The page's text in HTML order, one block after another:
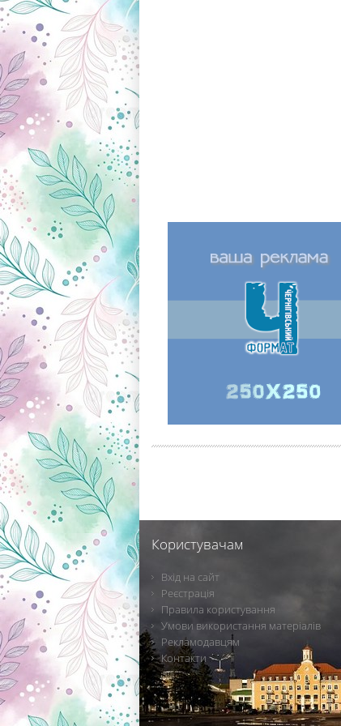
Користувачам
Вхід на сайт
Реєстрація
Правила користування
Умови використання матеріалів
Рекламодавцям
Контакти